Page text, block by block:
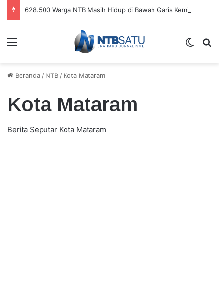
Menu
Beranda / NTB / Kota Mataram
Kota Mataram
Berita Seputar Kota Mataram